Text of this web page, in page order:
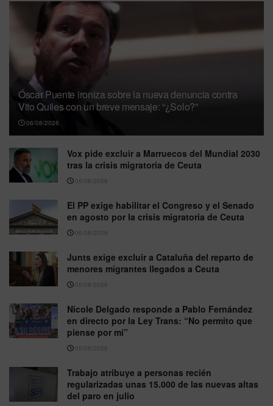
Óscar Puente ironiza sobre la nueva denuncia contra
Vito Quiles con un breve mensaje: “¿Solo?”
06/08/2026
Vox pide excluir a Marruecos del Mundial 2030
tras la crisis migratoria de Ceuta
06/08/2026
El PP exige habilitar el Congreso y el Senado
en agosto por la crisis migratoria de Ceuta
06/08/2026
Junts exige excluir a Cataluña del reparto de
menores migrantes llegados a Ceuta
05/08/2026
Nicole Delgado responde a Pablo Fernández
en directo por la Ley Trans: “No permito que
piense por mí”
05/08/2026
Trabajo atribuye a personas recién
regularizadas unas 15.000 de las nuevas altas
del paro en julio